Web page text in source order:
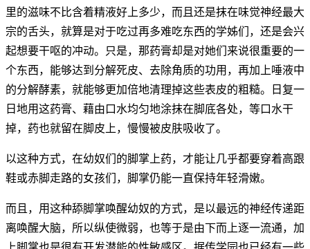
里的滋味不比含着精液好上多少，而且还是抹在味觉神经最大
宗的舌头，就算是对于吃过再多难吃东西的学姊们，还是会兴
起想要干呕的冲动。只是，那药膏却是对她们来说很重要的一
个东西，能够达到分解死皮、去除角质的功用，再加上唾液中
的分解酵素，就能够更加倍地清理掉这些表皮的粗糙。日复一
日地用这药膏、藉由口水均匀地涂抹在脚底各处，等口水干
掉，药也就留在脚皮上，慢慢被皮肤吸收了。
以这种方式，在幼奴们的脚掌上药，才能让几乎都要穿着高跟
鞋或赤脚走路的女孩们，脚掌仍能一直保持年轻滑嫩。
而且，用这种舔脚掌唤醒幼奴的方式，是以最远的神经传递距
离唤醒大脑，所以纵使微弱，也等于是由下而上逐一流通，加